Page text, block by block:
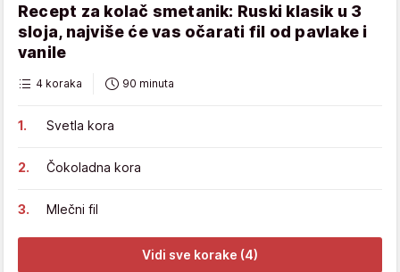
Recept za kolač smetanik: Ruski klasik u 3
sloja, najviše će vas očarati fil od pavlake i
vanile
4 koraka 90 minuta
Svetla kora
Čokoladna kora
Mlečni fil
Vidi sve korake (4)